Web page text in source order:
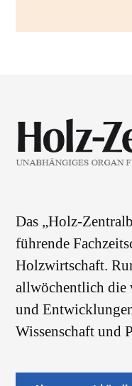
Das „Holz-
führende
Holzwirtschaft.
allwöchentlich die
und
Wissenschaft und